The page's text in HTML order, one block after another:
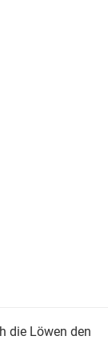
die Löwen den